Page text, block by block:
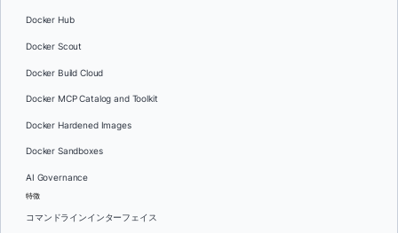
Docker Hub
Docker Scout
Docker Build Cloud
Docker MCP Catalog and Toolkit
Docker Hardened Images
Docker Sandboxes
AI Governance
特徴
コマンドラインインターフェイス